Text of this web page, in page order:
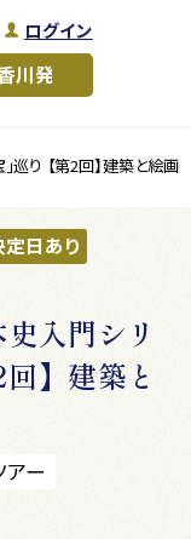
ログイン
巡り 【第2回】建築と絵画
日あり
入門シリ
】建築と
アー